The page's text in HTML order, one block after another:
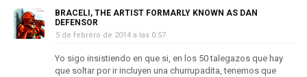
BRACELI, THE ARTIST FORMARLY KNOWN AS DAN
DEFENSOR
5 de febrero de 2014 a las 0:57
Yo sigo insistiendo en que si, en los 50 talegazos que hay
que soltar por ir incluyen una churrupadita, tenemos que